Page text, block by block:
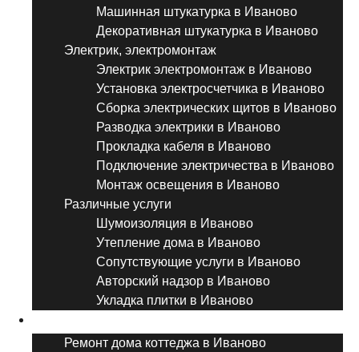
Машинная штукатурка в Иваново
Декоративная штукатурка в Иваново
Электрик, электромонтаж
Электрик электромонтаж в Иваново
Установка электросчетчика в Иваново
Сборка электрических щитов в Иваново
Разводка электрики в Иваново
Прокладка кабеля в Иваново
Подключение электричества в Иваново
Монтаж освещения в Иваново
Различные услуги
Шумоизоляция в Иваново
Утепление дома в Иваново
Сопутствующие услуги в Иваново
Авторский надзор в Иваново
Укладка плитки в Иваново
Ремонт дома коттеджа в Иваново